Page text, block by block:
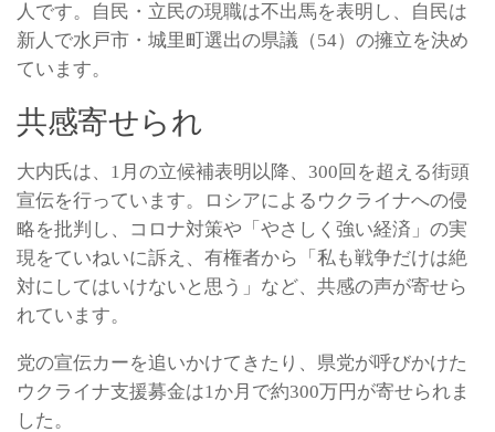
人です。自民・立民の現職は不出馬を表明し、自民は
新人で水戸市・城里町選出の県議（54）の擁立を決め
ています。
共感寄せられ
大内氏は、1月の立候補表明以降、300回を超える街頭
宣伝を行っています。ロシアによるウクライナへの侵
略を批判し、コロナ対策や「やさしく強い経済」の実
現をていねいに訴え、有権者から「私も戦争だけは絶
対にしてはいけないと思う」など、共感の声が寄せら
れています。
党の宣伝カーを追いかけてきたり、県党が呼びかけた
ウクライナ支援募金は1か月で約300万円が寄せられま
した。